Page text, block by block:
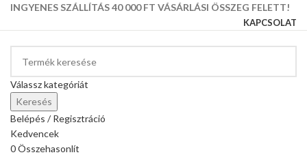
INGYENES SZÁLLÍTÁS 40 000 FT VÁSÁRLÁSI ÖSSZEG FELETT!
KAPCSOLAT
Válassz kategóriát
Keresés
Belépés / Regisztráció
Kedvencek
0Összehasonlít